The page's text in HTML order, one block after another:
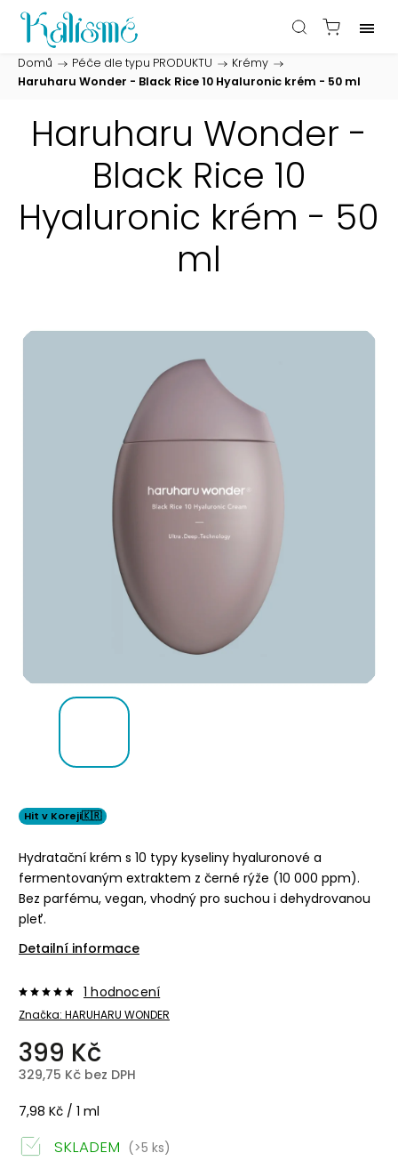
Domů / Péče dle typu PRODUKTU / Krémy /
Haruharu Wonder - Black Rice 10 Hyaluronic krém - 50 ml
Haruharu Wonder -
Black Rice 10
Hyaluronic krém - 50
ml
Hit v Koreji🇰🇷
Hydratační krém s 10 typy kyseliny hyaluronové a
fermentovaným extraktem z černé rýže (10 000 ppm).
Bez parfému, vegan, vhodný pro suchou i dehydrovanou
pleť.
Detailní informace
Značka: HARUHARU WONDER
1 hodnocení
399 Kč
329,75 Kč bez DPH
7,98 Kč / 1 ml
SKLADEM (>5 ks)